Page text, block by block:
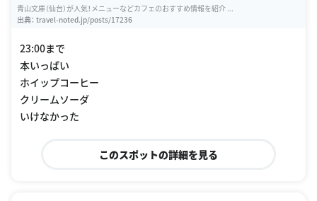
青山文庫（仙台）が人気！メニューなどカフェのおすすめ情報を紹介 ...
出典： travel-noted.jp/posts/17236
23:00まで
本いっぱい
ホイップコーヒー
クリームソーダ
いけなかった
このスポットの詳細を見る